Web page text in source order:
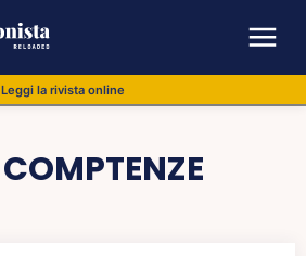
Leggi la rivista online
COMPTENZE